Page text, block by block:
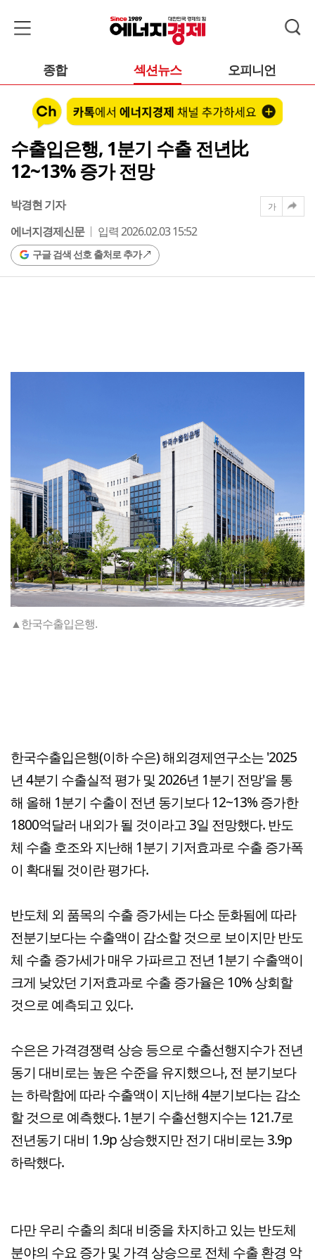
종합 섹션뉴스 오피니언
수출입은행, 1분기 수출 전년比
12~13% 증가 전망
박경현 기자
에너지경제신문
입력 2026.02.03 15:52
구글 검색 선호 출처로 추가
가
▲한국수출입은행.
한국수출입은행(이하 수은) 해외경제연구소는 '2025
년 4분기 수출실적 평가 및 2026년 1분기 전망'을 통
해 올해 1분기 수출이 전년 동기보다 12~13% 증가한
1800억달러 내외가 될 것이라고 3일 전망했다. 반도
체 수출 호조와 지난해 1분기 기저효과로 수출 증가폭
이 확대될 것이란 평가다.
반도체 외 품목의 수출 증가세는 다소 둔화됨에 따라
전분기보다는 수출액이 감소할 것으로 보이지만 반도
체 수출 증가세가 매우 가파르고 전년 1분기 수출액이
크게 낮았던 기저효과로 수출 증가율은 10% 상회할
것으로 예측되고 있다.
수은은 가격경쟁력 상승 등으로 수출선행지수가 전년
동기 대비로는 높은 수준을 유지했으나, 전 분기보다
는 하락함에 따라 수출액이 지난해 4분기보다는 감소
할 것으로 예측했다. 1분기 수출선행지수는 121.7로
전년동기 대비 1.9p 상승했지만 전기 대비로는 3.9p
하락했다.
다만 우리 수출의 최대 비중을 차지하고 있는 반도체
분야의 수요 증가 및 가격 상승으로 전체 수출 환경 악